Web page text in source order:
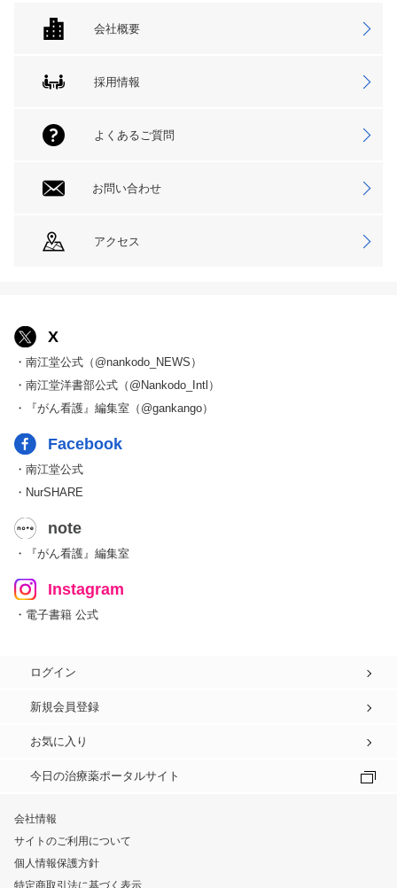
会社概要
採用情報
よくあるご質問
お問い合わせ
アクセス
X
・南江堂公式（@nankodo_NEWS）
・南江堂洋書部公式（@Nankodo_Intl）
・『がん看護』編集室（@gankango）
Facebook
・南江堂公式
・NurSHARE
note
・『がん看護』編集室
Instagram
・電子書籍 公式
ログイン
新規会員登録
お気に入り
今日の治療薬ポータルサイト
会社情報
サイトのご利用について
個人情報保護方針
特定商取引法に基づく表示